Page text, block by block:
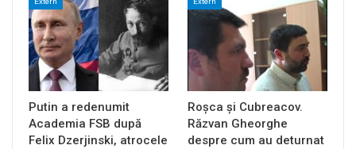
Putin a redenumit
Academia FSB după
Felix Dzerjinski, atrocele
Roșca și Cubreacov.
Răzvan Gheorghe
despre cum au deturnat